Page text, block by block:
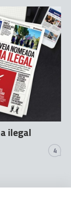
ilegal
4